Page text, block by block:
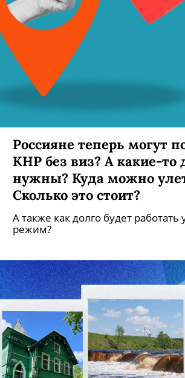
Россияне теперь могут
КНР без виз? А какие-то
нужны? Куда можно
Сколько это стоит?
А также как долго будет
режим?